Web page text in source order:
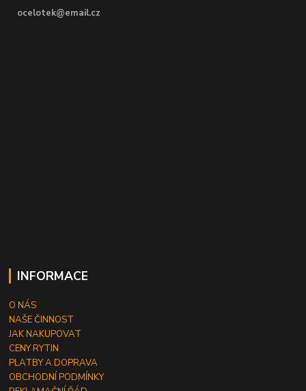
ocelotek@email.cz
INFORMACE
O NÁS
NAŠE ČINNOST
JAK NAKUPOVAT
CENY RYTIN
PLATBY A DOPRAVA
OBCHODNÍ PODMÍNKY